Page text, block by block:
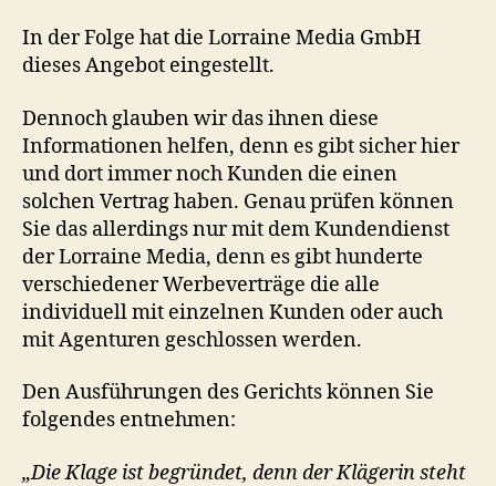
In der Folge hat die Lorraine Media GmbH
dieses Angebot eingestellt.
Dennoch glauben wir das ihnen diese
Informationen helfen, denn es gibt sicher hier
und dort immer noch Kunden die einen
solchen Vertrag haben. Genau prüfen können
Sie das allerdings nur mit dem Kundendienst
der Lorraine Media, denn es gibt hunderte
verschiedener Werbeverträge die alle
individuell mit einzelnen Kunden oder auch
mit Agenturen geschlossen werden.
Den Ausführungen des Gerichts können Sie
folgendes entnehmen:
„Die Klage ist begründet, denn der Klägerin steht